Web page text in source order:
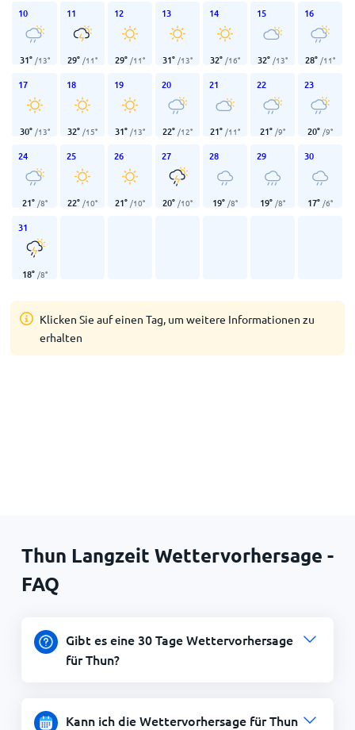
10
31° /13°
11
29° /11°
12
29° /11°
13
31° /13°
14
32° /16°
15
32° /13°
16
28° /11°
17
30° /13°
18
32° /15°
19
31° /13°
20
22° /12°
21
21° /11°
22
21° /9°
23
20° /9°
24
21° /8°
25
22° /10°
26
21° /10°
27
20° /10°
28
19° /8°
29
19° /8°
30
17° /6°
31
18° /8°
Klicken Sie auf einen Tag, um weitere Informationen zu
erhalten
Thun Langzeit Wettervorhersage -
FAQ
Gibt es eine 30 Tage Wettervorhersage
für Thun?
Kann ich die Wettervorhersage für Thun